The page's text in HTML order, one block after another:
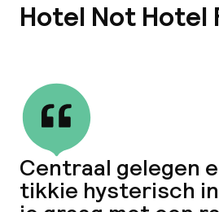
Hotel Not Hotel
Centraal gelegen
tikkie hysterisch